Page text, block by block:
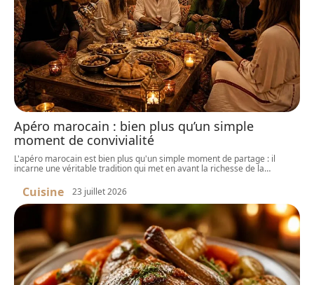
Apéro marocain : bien plus qu’un simple
moment de convivialité
L'apéro marocain est bien plus qu'un simple moment de partage : il
incarne une véritable tradition qui met en avant la richesse de la…
Cuisine 23 juillet 2026